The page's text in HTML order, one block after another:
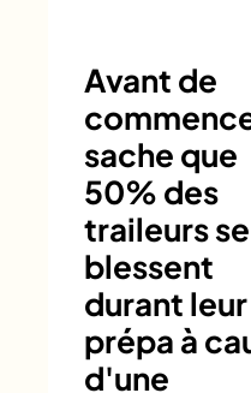
Avant de
sache que
50% des
traileurs se
blessent
durant leur
prépa à
d'une